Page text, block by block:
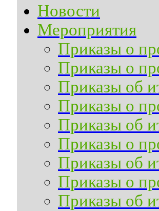
Новости
Мероприятия
Приказы о
Приказы о
Приказы об
Приказы о
Приказы об
Приказы о
Приказы об
Приказы о
Приказы об